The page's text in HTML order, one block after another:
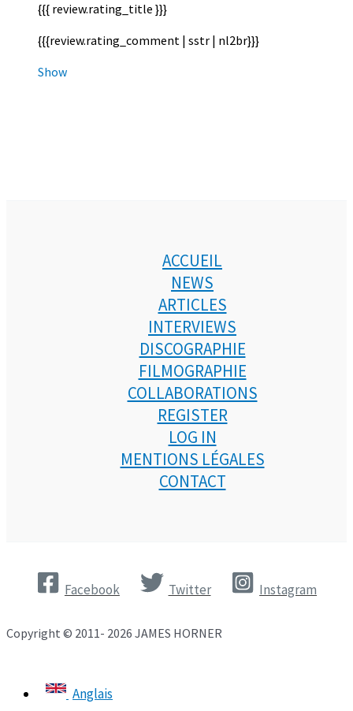
{{{ review.rating_title }}}
{{{review.rating_comment | sstr | nl2br}}}
Show
ACCUEIL
NEWS
ARTICLES
INTERVIEWS
DISCOGRAPHIE
FILMOGRAPHIE
COLLABORATIONS
REGISTER
LOG IN
MENTIONS LÉGALES
CONTACT
Facebook Twitter Instagram
Copyright © 2011- 2026 JAMES HORNER
Anglais